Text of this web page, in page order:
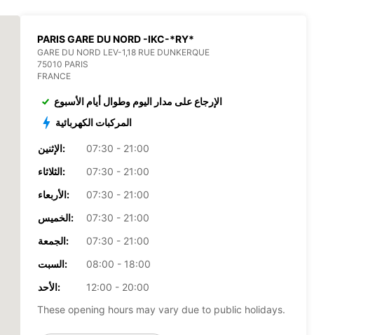
PARIS GARE DU NORD -IKC-*RY*
GARE DU NORD LEV-1,18 RUE DUNKERQUE
75010 PARIS
FRANCE
الإرجاع على مدار اليوم وطوال أيام الأسبوع
المركبات الكهربائية
الإثنين:
07:30 - 21:00
الثلاثاء:
07:30 - 21:00
الأربعاء:
07:30 - 21:00
الخميس:
07:30 - 21:00
الجمعة:
07:30 - 21:00
السبت:
08:00 - 18:00
الأحد:
12:00 - 20:00
These opening hours may vary due to public holidays.